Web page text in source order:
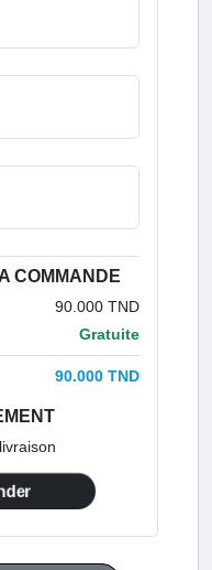
COMMANDE
90.000 TND
Gratuite
90.000 TND